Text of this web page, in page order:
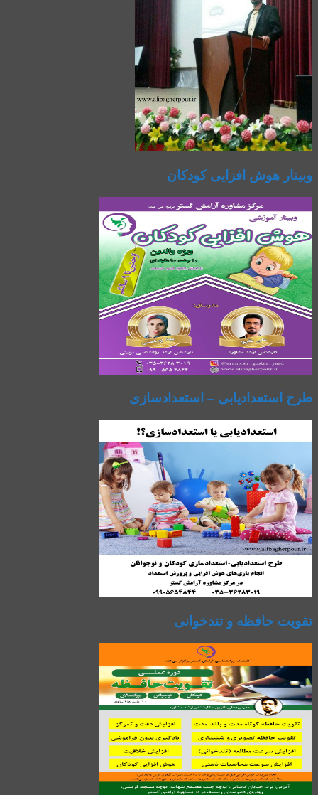
وبینار هوش افزایی کودکان
طرح استعدادیابی – استعدادسازی
تقویت حافظه و تندخوانی